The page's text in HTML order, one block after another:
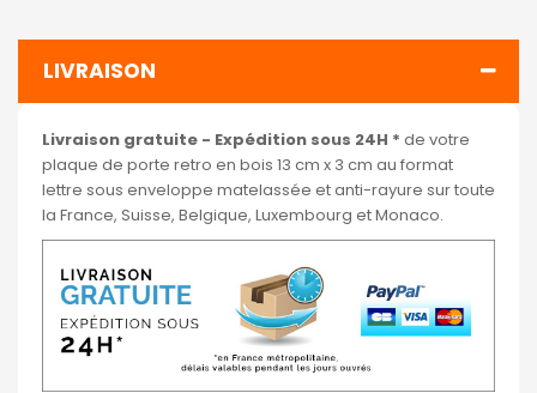
LIVRAISON
Livraison gratuite - Expédition sous 24H * de votre
plaque de porte retro en bois 13 cm x 3 cm au format
lettre sous enveloppe matelassée et anti-rayure sur toute
la France, Suisse, Belgique, Luxembourg et Monaco.